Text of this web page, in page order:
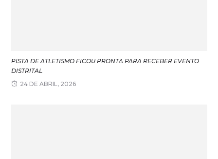
PISTA DE ATLETISMO FICOU PRONTA PARA RECEBER EVENTO
DISTRITAL
24 DE ABRIL, 2026